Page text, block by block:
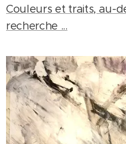
Couleurs et traits, au-
recherche ...